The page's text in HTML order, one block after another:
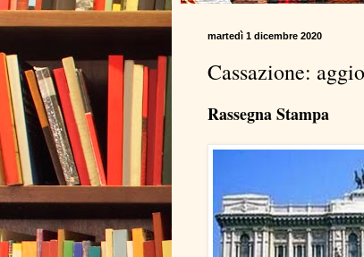
martedì 1 dicembre 2020
Cassazione:
Rassegna Stampa